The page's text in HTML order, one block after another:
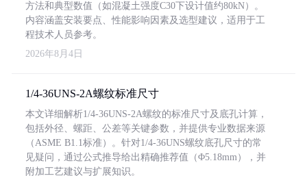
方法和典型数值（如混凝土强度C30下设计值约80kN）。
内容涵盖安装要点、性能影响因素及选型建议，适用于工
程技术人员参考。
2026年8月4日
1/4-36UNS-2A螺纹标准尺寸
本文详细解析1/4-36UNS-2A螺纹的标准尺寸及底孔计算，
包括外径、螺距、公差等关键参数，并提供专业数据来源
（ASME B1.1标准）。针对1/4-36UNS螺纹底孔尺寸的常
见疑问，通过公式推导给出精确推荐值（Φ5.18mm），并
附加工艺建议与扩展知识。